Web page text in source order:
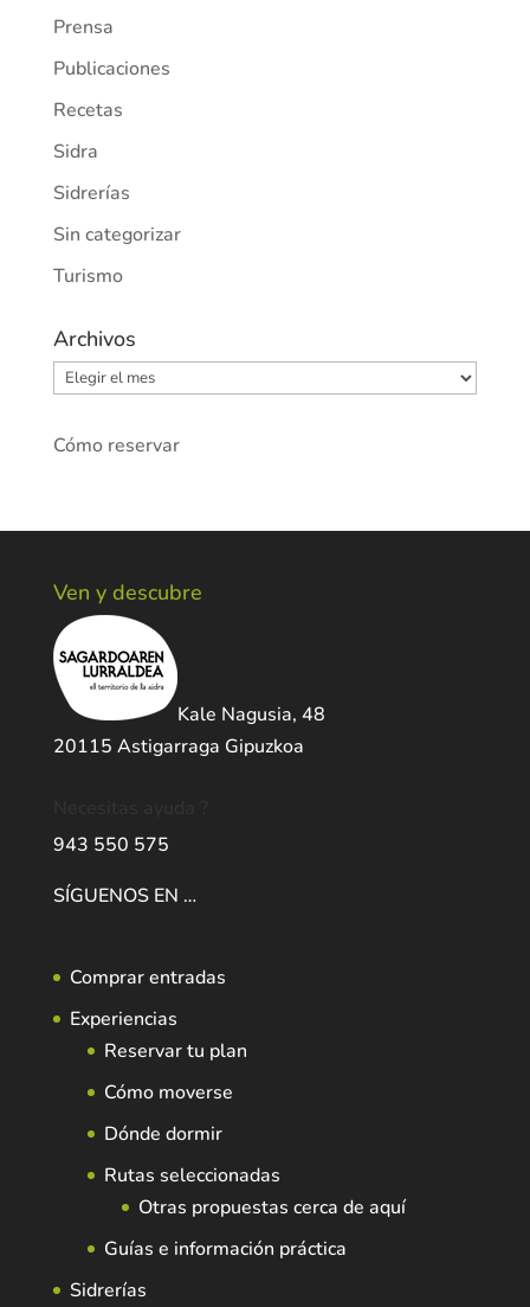
Prensa
Publicaciones
Recetas
Sidra
Sidrerías
Sin categorizar
Turismo
Archivos
Archivos
Cómo reservar
Ven y descubre
Kale Nagusia, 48
20115 Astigarraga Gipuzkoa
943 550 575
SÍGUENOS EN …
Comprar entradas
Experiencias
Reservar tu plan
Cómo moverse
Dónde dormir
Rutas seleccionadas
Otras propuestas cerca de aquí
Guías e información práctica
Sidrerías